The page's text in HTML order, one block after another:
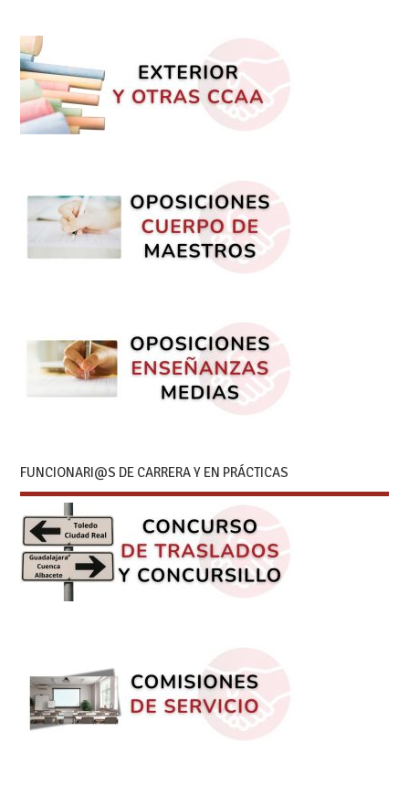
FUNCIONARI@S DE CARRERA Y EN PRÁCTICAS